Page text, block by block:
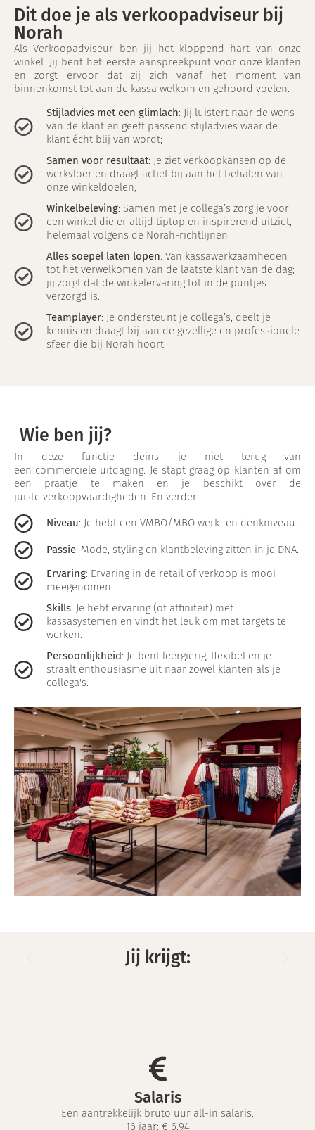
Dit doe je als verkoopadviseur bij
Norah
Als Verkoopadviseur ben jij het kloppend hart van onze
winkel. Jij bent het eerste aanspreekpunt voor onze klanten
en zorgt ervoor dat zij zich vanaf het moment van
binnenkomst tot aan de kassa welkom en gehoord voelen.
Stijladvies met een glimlach: Jij luistert naar de wens
van de klant en geeft passend stijladvies waar de
klant écht blij van wordt;
Samen voor resultaat: Je ziet verkoopkansen op de
werkvloer en draagt actief bij aan het behalen van
onze winkeldoelen;
Winkelbeleving: Samen met je collega’s zorg je voor
een winkel die er altijd tiptop en inspirerend uitziet,
helemaal volgens de Norah-richtlijnen.
Alles soepel laten lopen: Van kassawerkzaamheden
tot het verwelkomen van de laatste klant van de dag;
jij zorgt dat de winkelervaring tot in de puntjes
verzorgd is.
Teamplayer: Je ondersteunt je collega’s, deelt je
kennis en draagt bij aan de gezellige en professionele
sfeer die bij Norah hoort.
Wie ben jij?
In deze functie deins je niet terug van
een commerciële uitdaging. Je stapt graag op klanten af om
een praatje te maken en je beschikt over de
juiste verkoopvaardigheden. En verder:
Niveau: Je hebt een VMBO/MBO werk- en denkniveau.
Passie: Mode, styling en klantbeleving zitten in je DNA.
Ervaring: Ervaring in de retail of verkoop is mooi
meegenomen.
Skills: Je hebt ervaring (of affiniteit) met
kassasystemen en vindt het leuk om met targets te
werken.
Persoonlijkheid: Je bent leergierig, flexibel en je
straalt enthousiasme uit naar zowel klanten als je
collega's.
Jij krijgt:
Salaris
Een aantrekkelijk bruto uur all-in salaris:
16 jaar: € 6,94